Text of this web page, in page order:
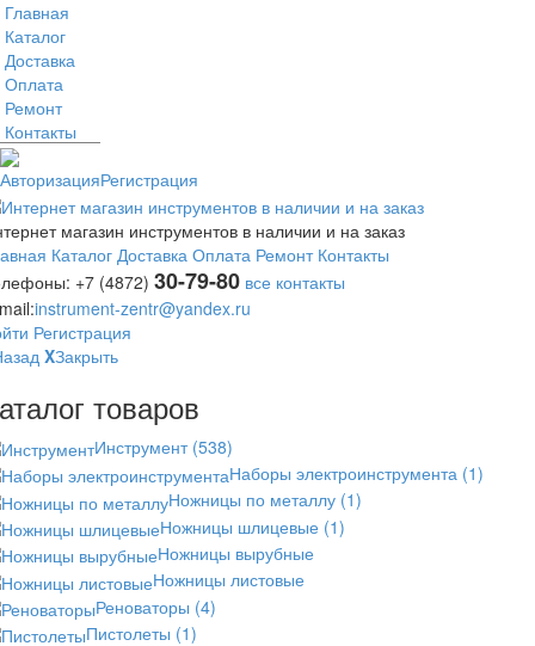
Главная
Каталог
Доставка
Оплата
Ремонт
Контакты
АвторизацияРегистрация
магазин инструментов в наличии и на заказ
Каталог Доставка Оплата Ремонт Контакты
+7 (4872) 30-79-80 все контакты
instrument-zentr@yandex.ru
Регистрация
XЗакрыть
товаров
Инструмент (538)
Наборы электроинструмента (1)
Ножницы по металлу (1)
Ножницы шлицевые (1)
Ножницы вырубные
Ножницы листовые
Реноваторы (4)
Пистолеты (1)